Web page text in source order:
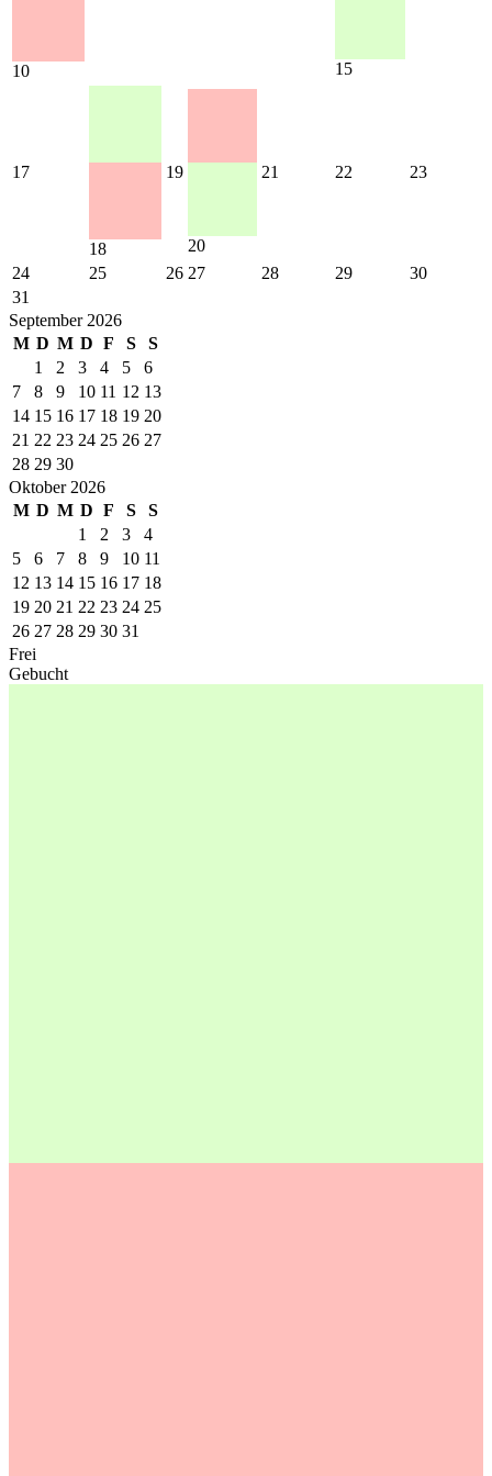
10 15
17
18
19
20
21 22 23
24 25 26 27 28 29
30
31
September 2026
M D M D F S
S
1
2 3 4 5
6
7
8 9 10 11 12 13
14 15 16 17 18 19 20
21 22 23 24 25 26 27
28 29 30
Oktober 2026
M D M D F S
S
1
2 3
4
5
6 7 8 9 10 11
12 13 14 15 16 17 18
19 20 21 22 23 24 25
26 27 28 29 30 31
Frei
Gebucht